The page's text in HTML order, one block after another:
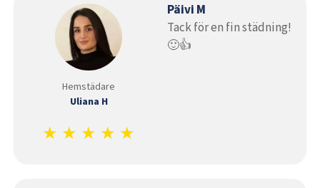
Hemstädare
Uliana H
★ ★ ★ ★ ★
Päivi M
Tack för en fin städning!
🙂👍